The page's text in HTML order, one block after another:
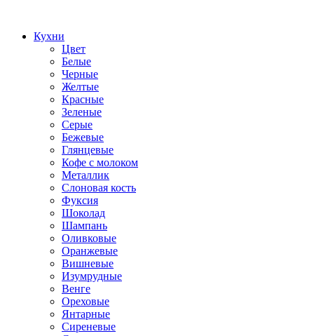
Кухни
Цвет
Белые
Черные
Желтые
Красные
Зеленые
Серые
Бежевые
Глянцевые
Кофе с молоком
Металлик
Слоновая кость
Фуксия
Шоколад
Шампань
Оливковые
Оранжевые
Вишневые
Изумрудные
Венге
Ореховые
Янтарные
Сиреневые